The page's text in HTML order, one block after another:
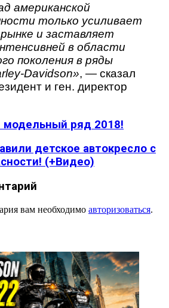
американской
только усиливает
и заставляет
в области
поколения в ряды
Davidson», — сказал
и ген. директор
модельный ряд 2018!
детское автокресло с
(+Видео)
вам необходимо авторизоваться.